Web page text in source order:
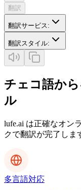
翻訳
翻訳サービス :
翻訳スタイル:
チェコ語か
ル
lufe.ai は正確なオン
クで翻訳が完了しま
多言語対応